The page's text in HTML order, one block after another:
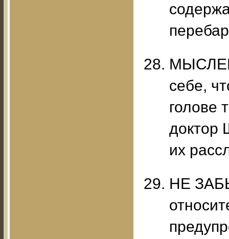
себе,
голове
доктор
их
НЕ